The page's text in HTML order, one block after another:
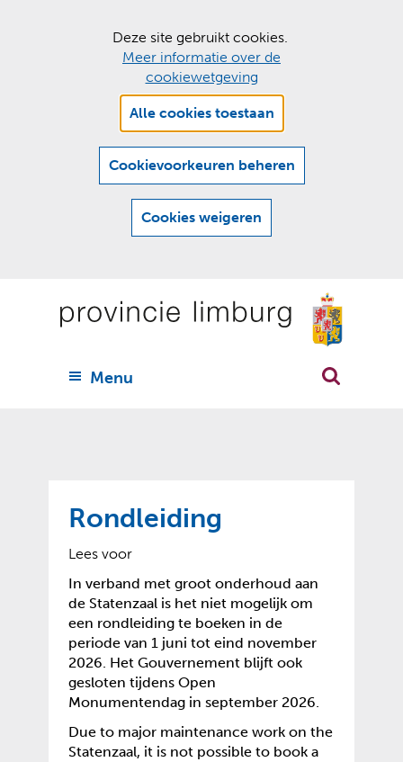
t
a
n
Deze site gebruikt cookies.
Meer informatie over de
cookiewetgeving
het
gebruik
van
toegestaan
of
Alle cookies toestaan
Cookievoorkeuren beheren
Cookies weigeren
de
MenuU
e
Rondleiding
Lees voor
In verband met groot onderhoud aan
de Statenzaal is het niet mogelijk om
een rondleiding te boeken in de
periode van 1 juni tot eind november
2026. Het Gouvernement blijft ook
gesloten tijdens Open
Monumentendag in september 2026.
Due to major maintenance work on the
Statenzaal, it is not possible to book a